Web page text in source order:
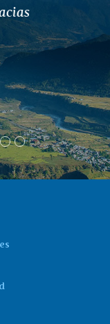
sentir un
pastillas y